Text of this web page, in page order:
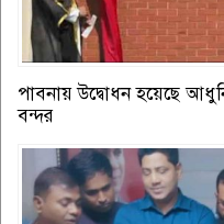
পাবনায় উদ্বোধন হয়েছে
বন্দর